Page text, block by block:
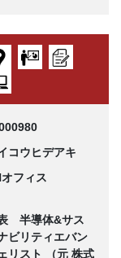
コウヒデアキ
フィス
半導体&サス
ビリティエバン
リスト （元 株式